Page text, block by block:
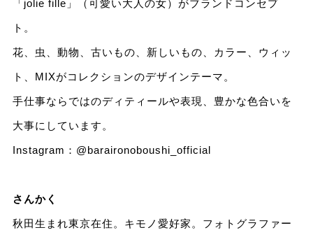
「jolie fille」（可愛い大⼈の⼥）がブランドコンセプ
ト。
花、虫、動物、古いもの、新しいもの、カラー、ウィッ
ト、MIXがコレクションのデザインテーマ。
手仕事ならではのディティールや表現、豊かな色合いを
大事にしています。
Instagram： @baraironoboushi_official
さんかく
秋⽥生まれ東京在住。キモノ愛好家。フォトグラファー